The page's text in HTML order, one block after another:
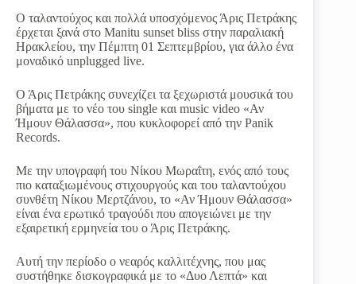
O ταλαντούχος και πολλά υποσχόμενος Άρις Πετράκης
έρχεται ξανά στο Manitu sunset bliss στην παραλιακή
Ηρακλείου, την Πέμπτη 01 Σεπτεμβρίου, για άλλο ένα
μοναδικό unplugged live.
Ο Άρις Πετράκης συνεχίζει τα ξεχωριστά μουσικά του
βήματα με το νέο του single και music video «Αν
Ήμουν Θάλασσα», που κυκλοφορεί από την Panik
Records.
Με την υπογραφή του Νίκου Μωραΐτη, ενός από τους
πιο καταξιωμένους στιχουργούς και του ταλαντούχου
συνθέτη Νίκου Μερτζάνου, το «Αν Ήμουν Θάλασσα»
είναι ένα ερωτικό τραγούδι που απογειώνει με την
εξαιρετική ερμηνεία του ο Άρις Πετράκης.
Aυτή την περίοδο ο νεαρός καλλιτέχνης, που μας
συστήθηκε δισκογραφικά με το «Δυο Λεπτά» και